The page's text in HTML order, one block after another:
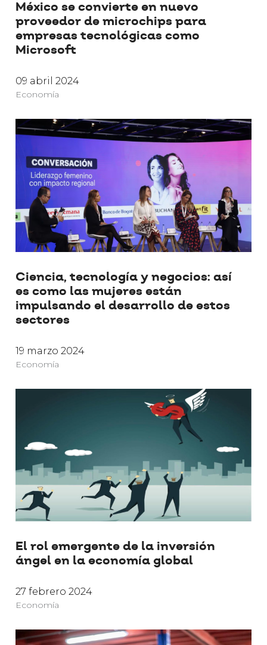
México se convierte en nuevo
proveedor de microchips para
empresas tecnológicas como
Microsoft
09 abril 2024
Economía
Ciencia, tecnología y negocios: así
es como las mujeres están
impulsando el desarrollo de estos
sectores
19 marzo 2024
Economía
El rol emergente de la inversión
ángel en la economía global
27 febrero 2024
Economía